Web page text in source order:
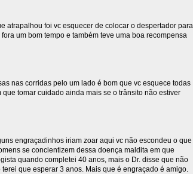
atrapalhou foi vc esquecer de colocar o despertador para
um bom tempo e também teve uma boa recompensa
nas corridas pelo um lado é bom que vc esquece todas
tomar cuidado ainda mais se o trânsito não estiver
engraçadinhos iriam zoar aqui vc não escondeu o que
se concientizem dessa doença maldita em que
quando completei 40 anos, mais o Dr. disse que não
que esperar 3 anos. Mais que é engraçado é amigo.